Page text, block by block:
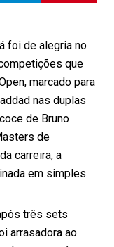
foi de alegria no
que
marcado para
nas duplas
de Bruno
de
carreira, a
em simples.
três sets
arrasadora ao